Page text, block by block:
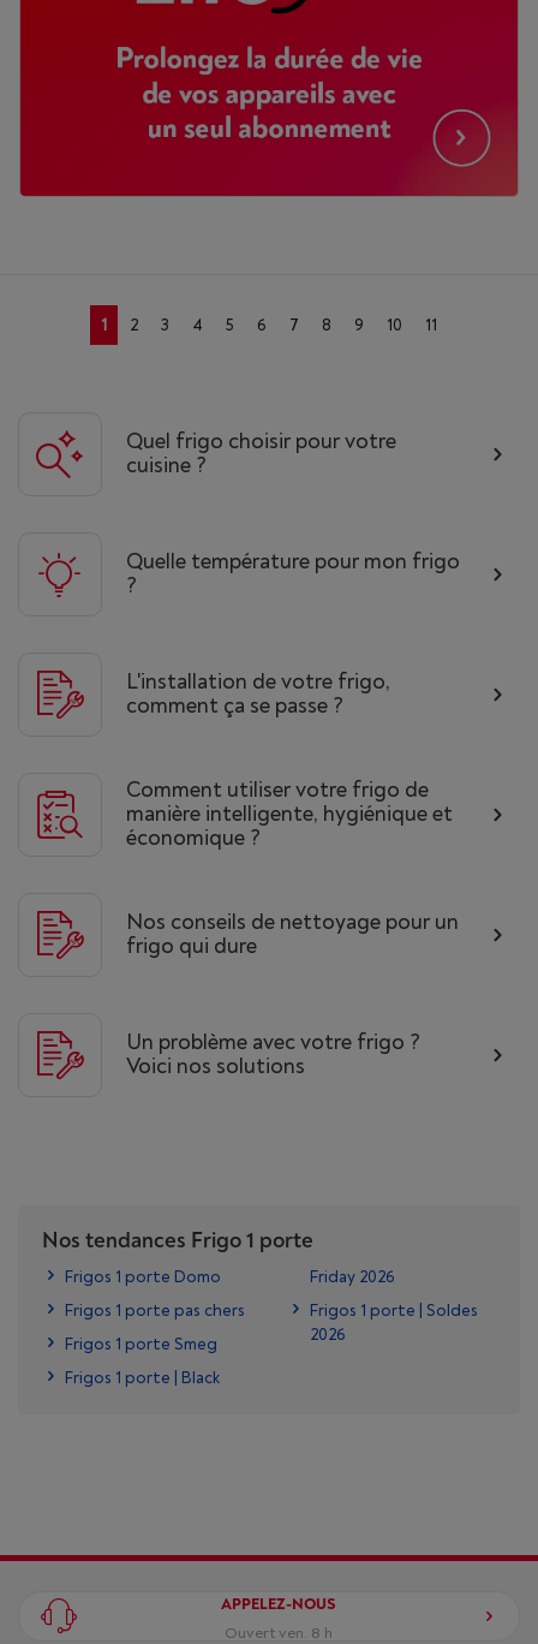
1 2 3 4 5 6 7 8 9 10 11
Quel frigo choisir pour votre
cuisine ?
Quelle température pour mon frigo
?
L'installation de votre frigo,
comment ça se passe ?
Comment utiliser votre frigo de
manière intelligente, hygiénique et
économique ?
Nos conseils de nettoyage pour un
frigo qui dure
Un problème avec votre frigo ?
Voici nos solutions
Nos tendances Frigo 1 porte
Frigos 1 porte Domo
Frigos 1 porte pas chers
Frigos 1 porte Smeg
Frigos 1 porte | Black
Friday 2026
Frigos 1 porte | Soldes
2026
APPELEZ-NOUS
Ouvert ven. 8 h